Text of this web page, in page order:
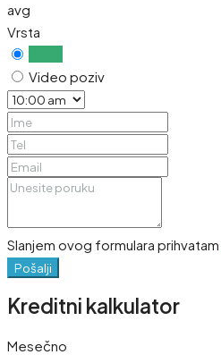
avg
Vrsta
Video poziv
Slanjem ovog formulara prihvatam
Pošalji
Kreditni kalkulator
Mesečno